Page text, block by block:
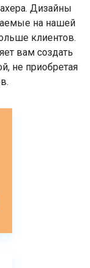
Дизайны
на нашей
клиентов.
вам создать
не приобретая